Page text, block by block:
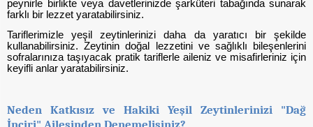
peynirle birlikte veya davetlerinizde şarküteri tabağında sunarak
farklı bir lezzet yaratabilirsiniz.
Tariflerimizle yeşil zeytinlerinizi daha da yaratıcı bir şekilde
kullanabilirsiniz. Zeytinin doğal lezzetini ve sağlıklı bileşenlerini
sofralarınıza taşıyacak pratik tariflerle aileniz ve misafirleriniz için
keyifli anlar yaratabilirsiniz.
Neden Katkısız ve Hakiki Yeşil Zeytinlerinizi "Dağ